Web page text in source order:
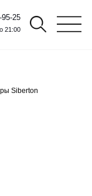
Siberton